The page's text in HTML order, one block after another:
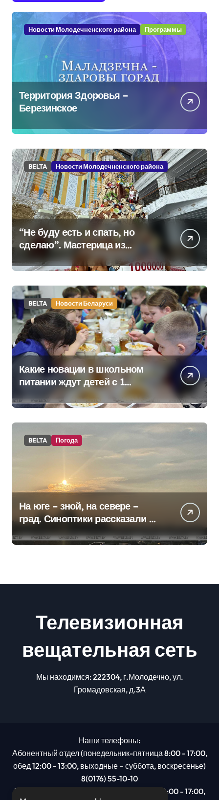
Новости Молодечненского района Программы
Территория Здоровья –
Березинское
BELTA Новости Молодечненского района
“Не буду есть и спать, но
сделаю”. Мастерица из
Молодечно о 50-
килограммовом каравае для
Дворца Независимости
BELTA Новости Беларуси
Какие новации в школьном
питании ждут детей с 1
сентября, рассказали в
правительстве
BELTA Погода
На юге – зной, на севере –
град. Синоптики рассказали о
погоде на сегодня
Телевизионная
вещательная сеть
Мы находимся: 222304, г.Молодечно, ул.
Громадовская, д.3А
Наши телефоны:
Абонентный отдел (понедельник-пятница 8:00 - 17:00,
обед 12:00 - 13:00, выходные – суббота, воскресенье)
8(0176) 55-10-10
Рекламный отдел (понедельник-пятница 8:00 - 17:00,